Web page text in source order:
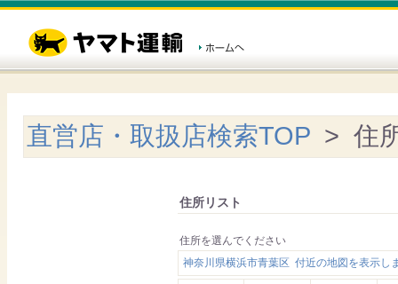
直営店・取扱店検索TOP > 住
住所リスト
住所を選んでください
神奈川県横浜市青葉区 付近の地図を表示し